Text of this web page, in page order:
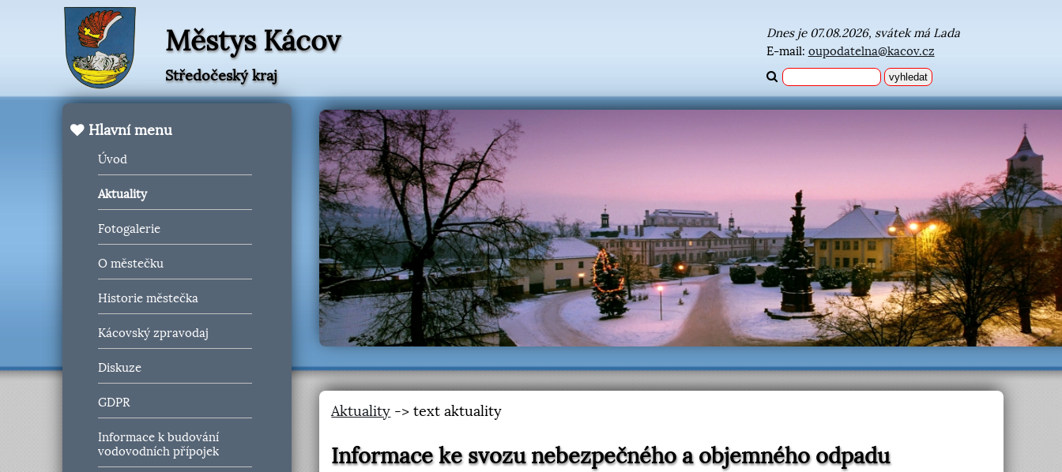
Městys Kácov
Středočeský kraj
Dnes je 07.08.2026, svátek má Lada
E-mail: oupodatelna@kacov.cz
Hlavní menu
Úvod
Aktuality
Fotogalerie
O městečku
Historie městečka
Kácovský zpravodaj
Diskuze
GDPR
Informace k budování
vodovodních přípojek
Aktuality -> text aktuality
Informace ke svozu nebezpečného a objemného odpadu